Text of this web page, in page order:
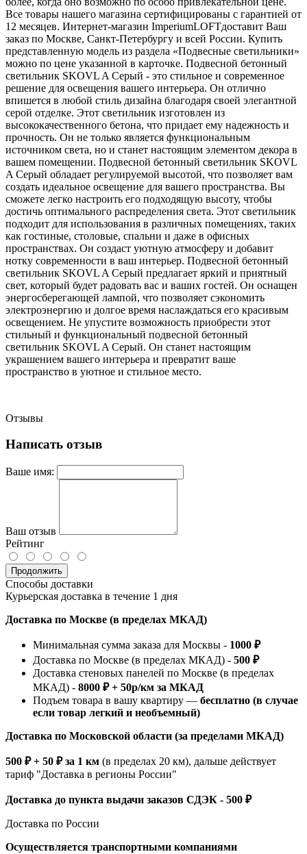
Все товары нашего магазина сертифицированы с гарантией от
12 месяцев. Интернет-магазин ImperiumLOFTдоставит Ваш
заказ по Москве, Санкт-Петербургу и всей России. Купить
представленную модель из раздела «Подвесные светильники»
можно по цене указанной в карточке. Подвесной бетонный
светильник SKOVL A Серый - это стильное и современное
решение для освещения вашего интерьера. Он отлично
впишется в любой стиль дизайна благодаря своей элегантной
серой отделке. Этот светильник изготовлен из
высококачественного бетона, что придает ему надежность и
прочность. Он не только является функциональным
источником света, но и станет настоящим элементом декора в
вашем помещении. Подвесной бетонный светильник SKOVL
A Серый обладает регулируемой высотой, что позволяет вам
создать идеальное освещение для вашего пространства. Вы
сможете легко настроить его подходящую высоту, чтобы
достичь оптимального распределения света. Этот светильник
подходит для использования в различных помещениях, таких
как гостиные, столовые, спальни и даже в офисных
пространствах. Он создаст уютную атмосферу и добавит
нотку современности в ваш интерьер. Подвесной бетонный
светильник SKOVL A Серый предлагает яркий и приятный
свет, который будет радовать вас и ваших гостей. Он оснащен
энергосберегающей лампой, что позволяет сэкономить
электроэнергию и долгое время наслаждаться его красивым
освещением. Не упустите возможность приобрести этот
стильный и функциональный подвесной бетонный
светильник SKOVL A Серый. Он станет настоящим
украшением вашего интерьера и превратит ваше
пространство в уютное и стильное место.
Отзывы
Написать отзыв
Ваше имя:
Ваш отзыв
Рейтинг
Продолжить
Способы доставки
Курьерская доставка в течение 1 дня
Доставка по Москве (в пределах МКАД)
Минимальная сумма заказа для Москвы - 1000 ₽
Доставка по Москве (в пределах МКАД) - 500 ₽
Доставка стеновых панелей по Москве (в пределах
МКАД) - 8000 ₽ + 50р/км за МКАД
Подъем товара в вашу квартиру — бесплатно (в случае
если товар легкий и необъемный)
Доставка по Московской области (за пределами МКАД)
500 ₽ + 50 ₽ за 1 км (в пределах 20 км), дальше действует
тариф "Доставка в регионы России"
Доставка до пункта выдачи заказов СДЭК - 500 ₽
Доставка по России
Осуществляется транспортными компаниями